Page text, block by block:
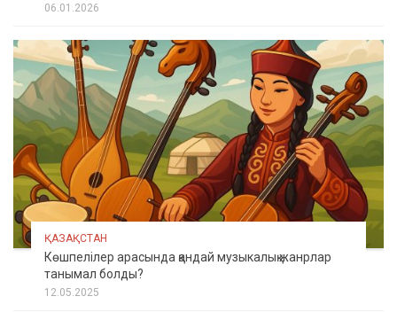
06.01.2026
ҚАЗАҚСТАН
Көшпелілер арасында қандай музыкалық жанрлар
танымал болды?
12.05.2025